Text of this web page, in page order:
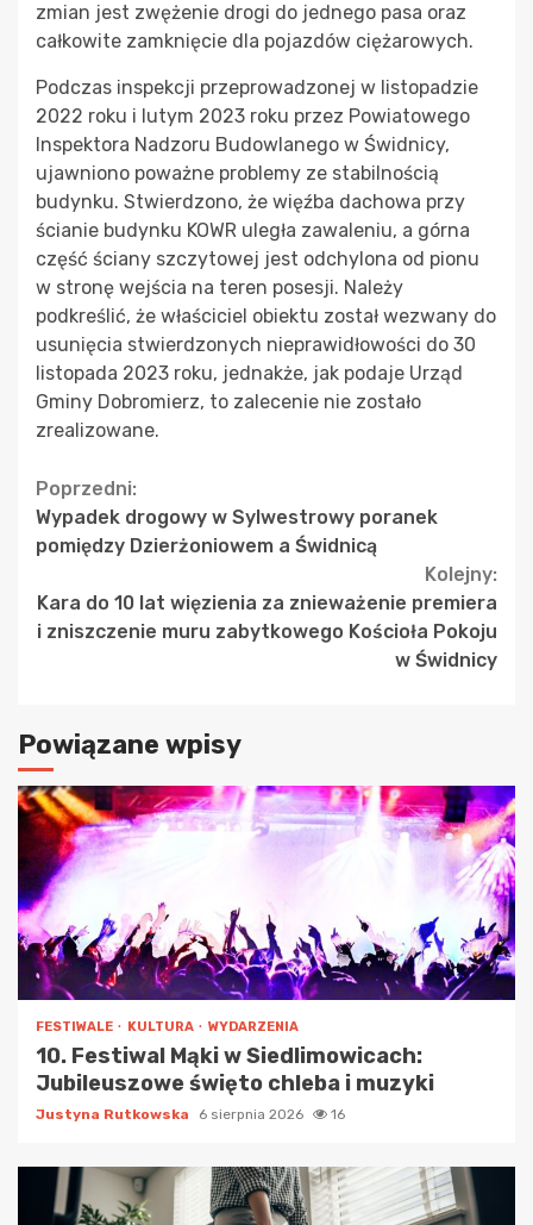
zmian jest zwężenie drogi do jednego pasa oraz
całkowite zamknięcie dla pojazdów ciężarowych.
Podczas inspekcji przeprowadzonej w listopadzie
2022 roku i lutym 2023 roku przez Powiatowego
Inspektora Nadzoru Budowlanego w Świdnicy,
ujawniono poważne problemy ze stabilnością
budynku. Stwierdzono, że więźba dachowa przy
ścianie budynku KOWR uległa zawaleniu, a górna
część ściany szczytowej jest odchylona od pionu
w stronę wejścia na teren posesji. Należy
podkreślić, że właściciel obiektu został wezwany do
usunięcia stwierdzonych nieprawidłowości do 30
listopada 2023 roku, jednakże, jak podaje Urząd
Gminy Dobromierz, to zalecenie nie zostało
zrealizowane.
Continue
Reading
Poprzedni:
Wypadek drogowy w Sylwestrowy poranek
pomiędzy Dzierżoniowem a Świdnicą
Kolejny:
Kara do 10 lat więzienia za znieważenie premiera
i zniszczenie muru zabytkowego Kościoła Pokoju
w Świdnicy
Powiązane wpisy
FESTIWALE KULTURA WYDARZENIA
10. Festiwal Mąki w Siedlimowicach:
Jubileuszowe święto chleba i muzyki
Justyna Rutkowska 6 sierpnia 2026 16